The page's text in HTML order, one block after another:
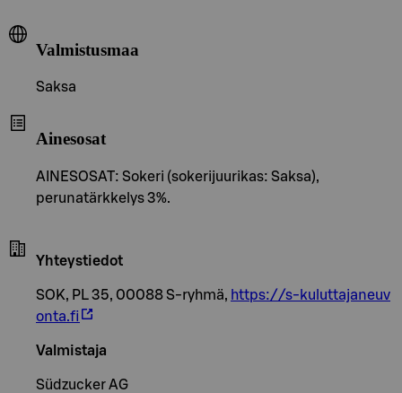
Valmistusmaa
Saksa
Ainesosat
AINESOSAT: Sokeri (sokerijuurikas: Saksa),
perunatärkkelys 3%.
Yhteystiedot
SOK, PL 35, 00088 S-ryhmä, https://s-kuluttajaneuv
onta.fi
Valmistaja
Südzucker AG